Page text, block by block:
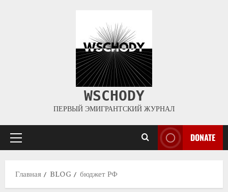
WSCHODY
ПЕРВЫЙ ЭМИГРАНТСКИЙ ЖУРНАЛ
DONATE
Главная BLOG бюджет РФ